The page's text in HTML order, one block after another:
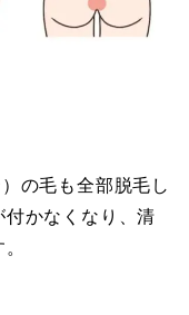
の毛も全部脱毛し
付かなくなり、清